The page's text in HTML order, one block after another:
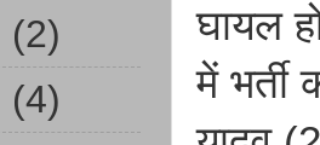
घायल
में
(2)
(4)